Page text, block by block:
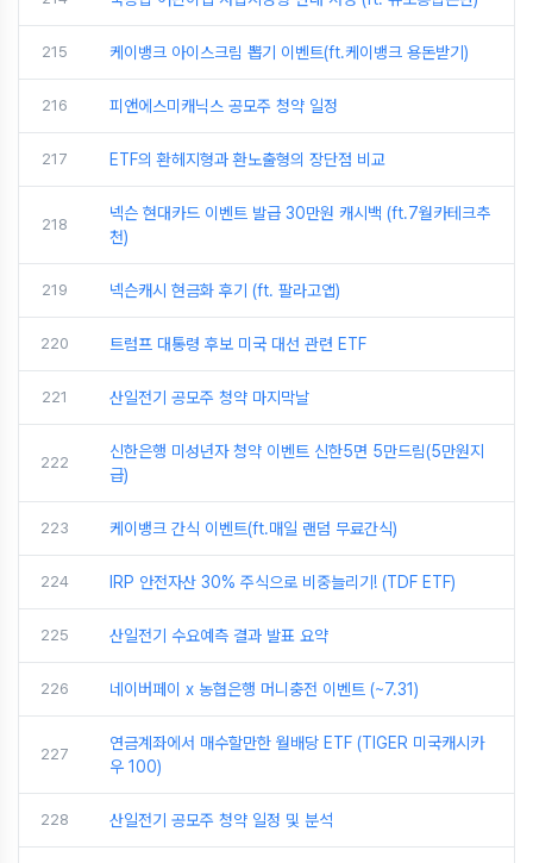
215 케이뱅크 아이스크림 뽑기 이벤트(ft.케이뱅크 용돈받기)
216 피앤에스미캐닉스 공모주 청약 일정
217 ETF의 환헤지형과 환노출형의 장단점 비교
218
넥슨 현대카드 이벤트 발급 30만원 캐시백 (ft.7월카테크추
천)
219 넥슨캐시 현금화 후기 (ft. 팔라고앱)
220 트럼프 대통령 후보 미국 대선 관련 ETF
221 산일전기 공모주 청약 마지막날
222
신한은행 미성년자 청약 이벤트 신한5면 5만드림(5만원지
급)
223 케이뱅크 간식 이벤트(ft.매일 랜덤 무료간식)
224 IRP 안전자산 30% 주식으로 비중늘리기! (TDF ETF)
225 산일전기 수요예측 결과 발표 요약
226 네이버페이 x 농협은행 머니충전 이벤트 (~7.31)
227
연금계좌에서 매수할만한 월배당 ETF (TIGER 미국캐시카
우 100)
228 산일전기 공모주 청약 일정 및 분석